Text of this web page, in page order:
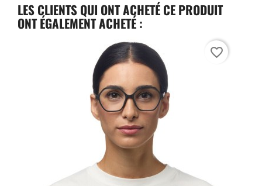
LES CLIENTS QUI ONT ACHETÉ CE PRODUIT
ONT ÉGALEMENT ACHETÉ :
favorite_border